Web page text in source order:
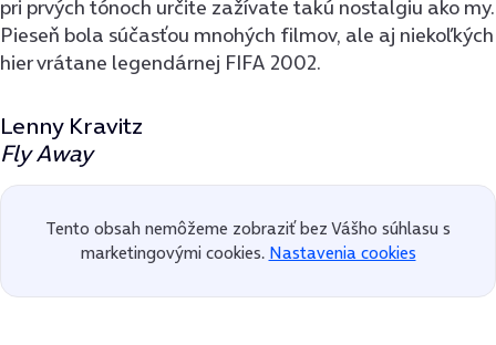
pri prvých tónoch určite zažívate takú nostalgiu ako my.
Pieseň bola súčasťou mnohých filmov, ale aj niekoľkých
hier vrátane legendárnej FIFA 2002.
Lenny Kravitz
Fly Away
Tento obsah nemôžeme zobraziť bez Vášho súhlasu s
marketingovými cookies. Nastavenia cookies